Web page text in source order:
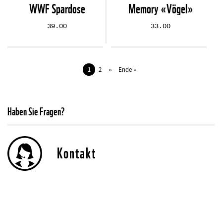
WWF Spardose
39.00
Memory «Vögel»
33.00
Aktuelle
1 Seite
2
Nächste
››
Letzte
Ende »
Haben Sie Fragen?
Kontakt